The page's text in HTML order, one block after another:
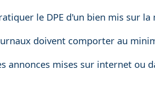
le DPE d'un bien mis sur
doivent comporter au
annonces mises sur internet ou